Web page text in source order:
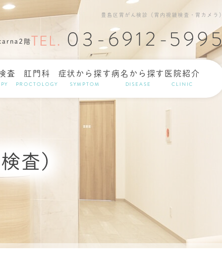
豊島区胃がん検診（胃内視鏡検査・胃カメラ
階 03-6912-
査 肛門科
PROCTOLOGY
症状から探す
SYMPTOM
病名から探す
DISEASE
医院紹介
CLINIC
査）